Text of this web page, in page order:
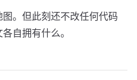
。但此刻还不改任何代码
自拥有什么。